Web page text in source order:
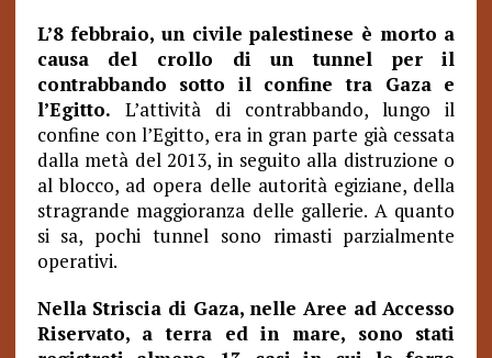
L’8 febbraio, un civile palestinese è morto a
causa del crollo di un tunnel per il
contrabbando sotto il confine tra Gaza e
l’Egitto. L’attività di contrabbando, lungo il
confine con l’Egitto, era in gran parte già cessata
dalla metà del 2013, in seguito alla distruzione o
al blocco, ad opera delle autorità egiziane, della
stragrande maggioranza delle gallerie. A quanto
si sa, pochi tunnel sono rimasti parzialmente
operativi.
Nella Striscia di Gaza, nelle Aree ad Accesso
Riservato, a terra ed in mare, sono stati